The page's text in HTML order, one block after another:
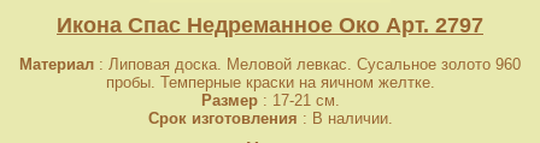
Икона Спас Недреманное Око Арт. 2797
Материал : Липовая доска. Меловой левкас. Сусальное золото 960
пробы. Темперные краски на яичном желтке.
Размер: 17-21 см.
Срок изготовления : В наличии.